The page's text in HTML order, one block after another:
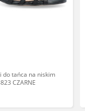
do tańca na niskim
CZARNE